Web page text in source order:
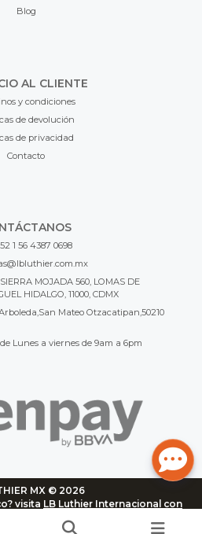
Blog
AL CLIENTE
y condiciones
de devolución
de privacidad
Contacto
1 56 4387 0698
MOJADA 560, LOMAS DE
HIDALGO, 11000, CDMX
Mateo Otzacatipan,50210
Lunes a viernes de 9am a 6pm
MX © 2026
visita LB Luthier Internacional con
productos disponibles